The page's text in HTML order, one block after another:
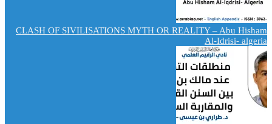
CLASH OF SIVILISATIONS MYTH OR REALITY – Abu Hisham
Al-Idrisi- algeria